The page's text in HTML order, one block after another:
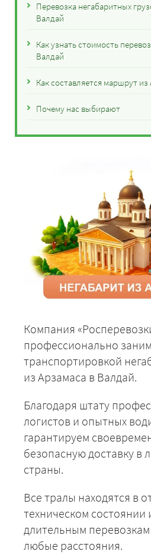
Перевозка негабаритных
Валдай
Как узнать стоимость
Валдай
Как составляется маршрут
Почему нас выбирают
Компания
профессионально
транспортировкой
из Арзамаса в Валдай.
Благодаря штату
логистов и опытных
гарантируем
безопасную доставку в
страны.
Все тралы находятся в
техническом состоянии
длительным
любые расстояния.